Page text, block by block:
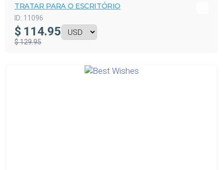
TRATAR PARA O ESCRITÓRIO
ID: 11096
$ 114.95
$ 129.95